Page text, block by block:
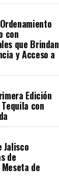
con
que Brindan
y Acceso a
Edición
con
Jalisco
de
de